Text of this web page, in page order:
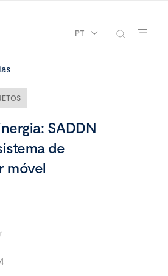
PT
SADDN
de
móvel